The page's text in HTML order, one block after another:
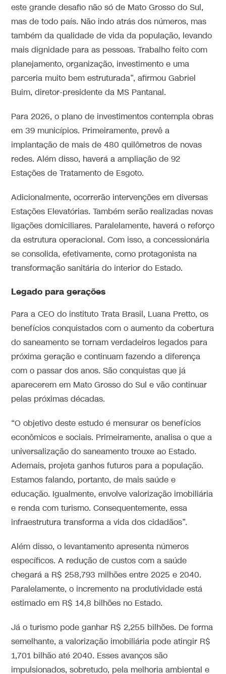
este grande desafio não só de Mato Grosso do Sul,
mas de todo país. Não indo atrás dos números, mas
também da qualidade de vida da população, levando
mais dignidade para as pessoas. Trabalho feito com
planejamento, organização, investimento e uma
parceria muito bem estruturada”, afirmou Gabriel
Buim, diretor-presidente da MS Pantanal.
Para 2026, o plano de investimentos contempla obras
em 39 municípios. Primeiramente, prevê a
implantação de mais de 480 quilômetros de novas
redes. Além disso, haverá a ampliação de 92
Estações de Tratamento de Esgoto.
Adicionalmente, ocorrerão intervenções em diversas
Estações Elevatórias. Também serão realizadas novas
ligações domiciliares. Paralelamente, haverá o reforço
da estrutura operacional. Com isso, a concessionária
se consolida, efetivamente, como protagonista na
transformação sanitária do interior do Estado.
Legado para gerações
Para a CEO do instituto Trata Brasil, Luana Pretto, os
benefícios conquistados com o aumento da cobertura
do saneamento se tornam verdadeiros legados para
próxima geração e continuam fazendo a diferença
com o passar dos anos. São conquistas que já
aparecerem em Mato Grosso do Sul e vão continuar
pelas próximas décadas.
“O objetivo deste estudo é mensurar os benefícios
econômicos e sociais. Primeiramente, analisa o que a
universalização do saneamento trouxe ao Estado.
Ademais, projeta ganhos futuros para a população.
Estamos falando, portanto, de mais saúde e
educação. Igualmente, envolve valorização imobiliária
e renda com turismo. Consequentemente, essa
infraestrutura transforma a vida dos cidadãos”.
Além disso, o levantamento apresenta números
específicos. A redução de custos com a saúde
chegará a R$ 258,793 milhões entre 2025 e 2040.
Paralelamente, o incremento na produtividade está
estimado em R$ 14,8 bilhões no Estado.
Já o turismo pode ganhar R$ 2,255 bilhões. De forma
semelhante, a valorização imobiliária pode atingir R$
1,701 bilhão até 2040. Esses avanços são
impulsionados, sobretudo, pela melhoria ambiental e